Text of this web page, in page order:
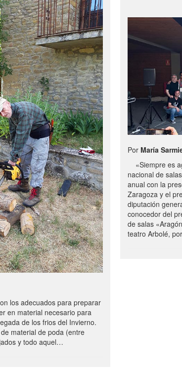
los adecuados para preparar
en material necesario para
de los frios del Invierno.
material de poda (entre
y todo aquel…
Por María
«Siempre es
nacional de
anual con la
Zaragoza y el
diputación
conocedor del
de salas
teatro Arbolé,